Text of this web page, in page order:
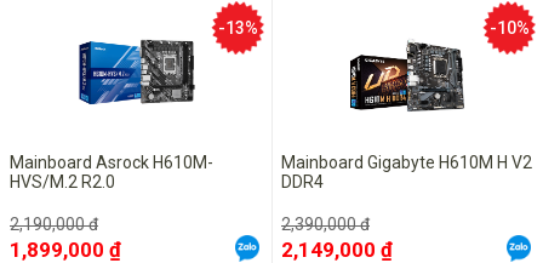
Mainboard Asrock H610M-
HVS/M.2 R2.0
2,190,000 đ
1,899,000 ₫
-13%
Mainboard Gigabyte H610M H V2
DDR4
2,390,000 đ
2,149,000 ₫
-10%